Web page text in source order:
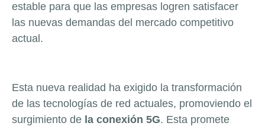
estable para que las empresas logren satisfacer
las nuevas demandas del mercado competitivo
actual.
Esta nueva realidad ha exigido la transformación
de las tecnologías de red actuales, promoviendo el
surgimiento de la conexión 5G. Esta promete